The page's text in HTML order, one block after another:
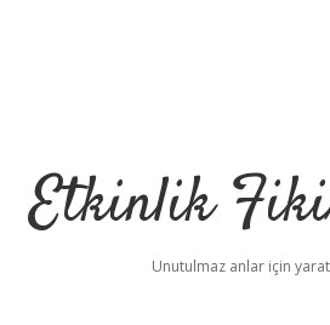
Etkinlik
Unutulmaz anlar için